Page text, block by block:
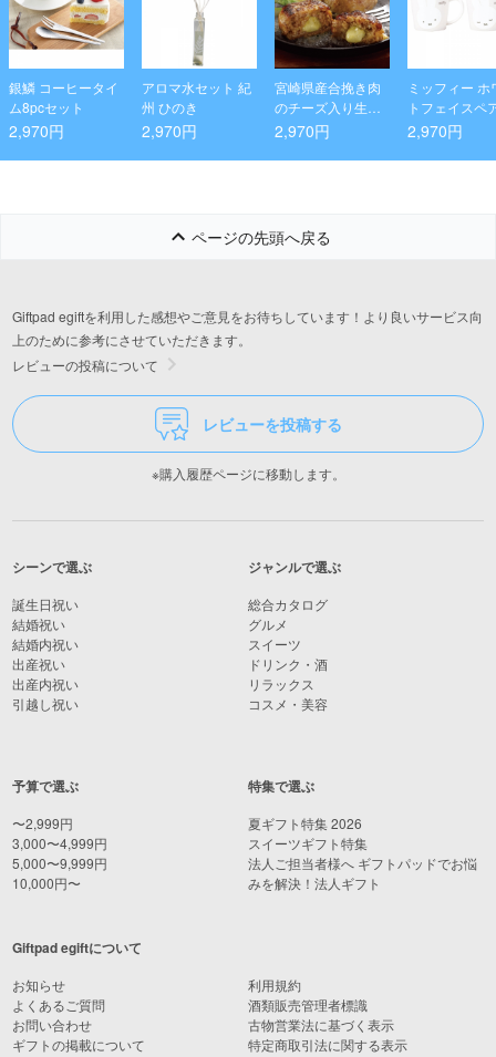
銀鱗 コーヒータイ
ム8pcセット
2,970円
アロマ水セット 紀
州 ひのき
2,970円
宮崎県産合挽き肉
のチーズ入り生ハ
ンバーグ
2,970円
ミッフィー ホ
トフェイスペ
グセット
2,970円
ページの先頭へ戻る
Giftpad egiftを利用した感想やご意見をお待ちしています！より良いサービス向
上のために参考にさせていただきます。
レビューの投稿について
レビューを投稿する
※購入履歴ページに移動します。
シーンで選ぶ
誕生日祝い
結婚祝い
結婚内祝い
出産祝い
出産内祝い
引越し祝い
予算で選ぶ
〜2,999円
3,000〜4,999円
5,000〜9,999円
10,000円〜
ジャンルで選ぶ
総合カタログ
グルメ
スイーツ
ドリンク・酒
リラックス
コスメ・美容
特集で選ぶ
夏ギフト特集 2026
スイーツギフト特集
法人ご担当者様へ ギフトパッドでお悩
みを解決！法人ギフト
Giftpad egiftについて
お知らせ
よくあるご質問
お問い合わせ
ギフトの掲載について
利用規約
酒類販売管理者標識
古物営業法に基づく表示
特定商取引法に関する表示